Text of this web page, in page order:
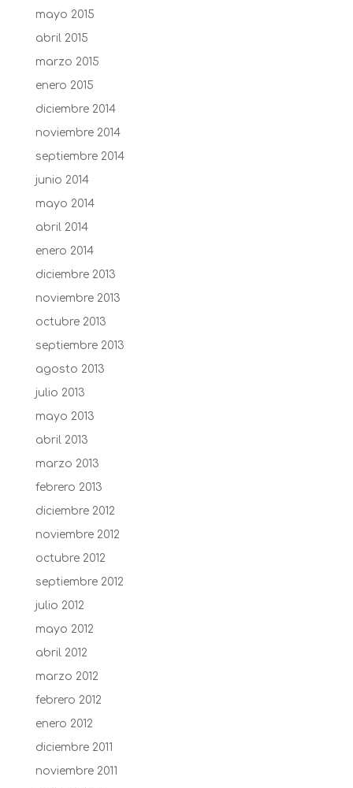
mayo 2015
abril 2015
marzo 2015
enero 2015
diciembre 2014
noviembre 2014
septiembre 2014
junio 2014
mayo 2014
abril 2014
enero 2014
diciembre 2013
noviembre 2013
octubre 2013
septiembre 2013
agosto 2013
julio 2013
mayo 2013
abril 2013
marzo 2013
febrero 2013
diciembre 2012
noviembre 2012
octubre 2012
septiembre 2012
julio 2012
mayo 2012
abril 2012
marzo 2012
febrero 2012
enero 2012
diciembre 2011
noviembre 2011